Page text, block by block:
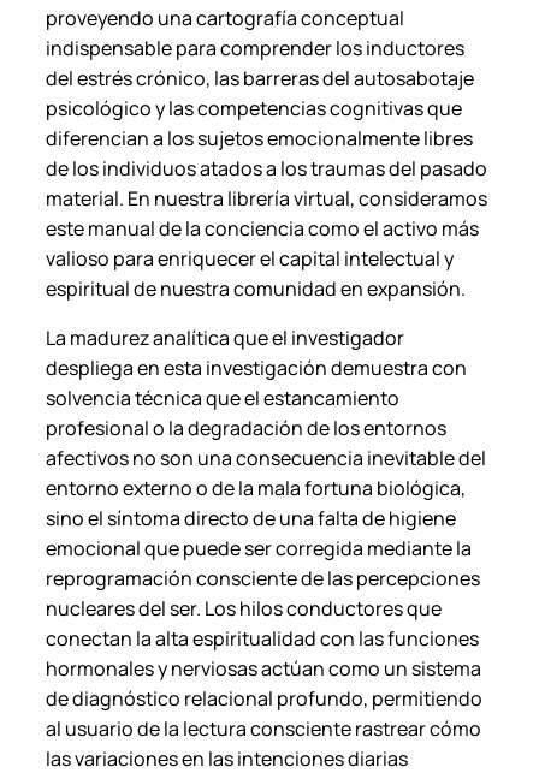
proveyendo una cartografía conceptual
indispensable para comprender los inductores
del estrés crónico, las barreras del autosabotaje
psicológico y las competencias cognitivas que
diferencian a los sujetos emocionalmente libres
de los individuos atados a los traumas del pasado
material. En nuestra librería virtual, consideramos
este manual de la conciencia como el activo más
valioso para enriquecer el capital intelectual y
espiritual de nuestra comunidad en expansión.
La madurez analítica que el investigador
despliega en esta investigación demuestra con
solvencia técnica que el estancamiento
profesional o la degradación de los entornos
afectivos no son una consecuencia inevitable del
entorno externo o de la mala fortuna biológica,
sino el síntoma directo de una falta de higiene
emocional que puede ser corregida mediante la
reprogramación consciente de las percepciones
nucleares del ser. Los hilos conductores que
conectan la alta espiritualidad con las funciones
hormonales y nerviosas actúan como un sistema
de diagnóstico relacional profundo, permitiendo
al usuario de la lectura consciente rastrear cómo
las variaciones en las intenciones diarias